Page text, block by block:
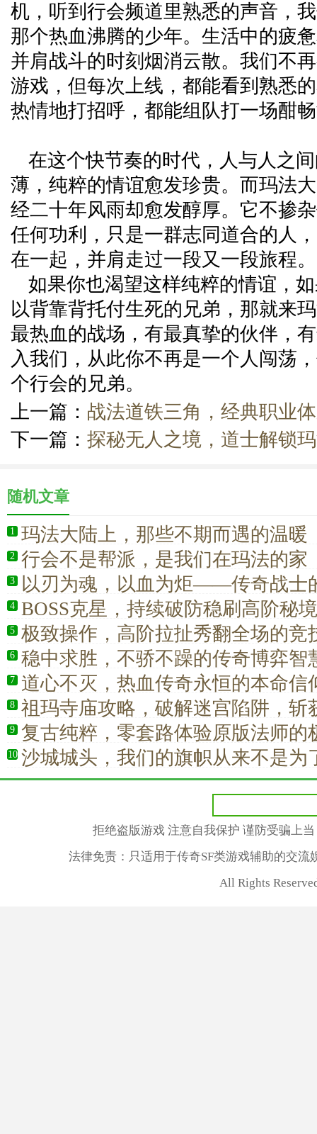
机，听到行会频道里熟悉的声音，
那个热血沸腾的少年。生活中的疲
并肩战斗的时刻烟消云散。我们不
游戏，但每次上线，都能看到熟悉
热情地打招呼，都能组队打一场酣
在这个快节奏的时代，人与人之
薄，纯粹的情谊愈发珍贵。而玛法
经二十年风雨却愈发醇厚。它不掺
任何功利，只是一群志同道合的人
在一起，并肩走过一段又一段旅程。
如果你也渴望这样纯粹的情谊，
以背靠背托付生死的兄弟，那就来
最热血的战场，有最真挚的伙伴，
入我们，从此你不再是一个人闯荡
个行会的兄弟。
上一篇： 战法道铁三角，经典职业
下一篇： 探秘无人之境，道士解锁
随机文章
1 玛法大陆上，那些不期而遇的温暖
2 行会不是帮派，是我们在玛法的家
3 以刃为魂，以血为炬——传奇战士
4 BOSS克星，持续破防稳刷高阶秘
5 极致操作，高阶拉扯秀翻全场的竞
6 稳中求胜，不骄不躁的传奇博弈智
7 道心不灭，热血传奇永恒的本命信
8 祖玛寺庙攻略，破解迷宫陷阱，斩
9 复古纯粹，零套路体验原版法师的
10 沙城城头，我们的旗帜从来不是为
拒绝盗版游戏 注意自我保护 谨防受骗上
法律免责：只适用于传奇SF类游戏辅助的交
All Rights